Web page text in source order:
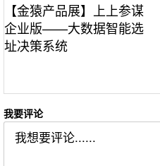
【金猿产品展】上上参谋
企业版——大数据智能选
址决策系统
我要评论